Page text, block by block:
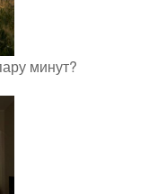
минут?